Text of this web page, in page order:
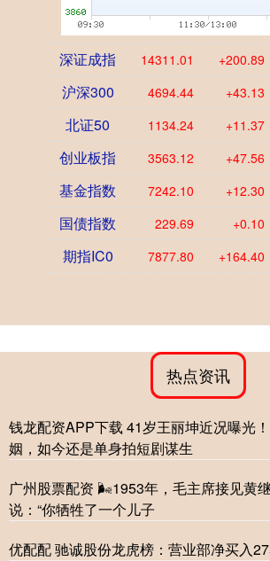
深证成指 14311.01 +200.89
沪深300 4694.44 +43.13
北证50 1134.24 +11.37
创业板指 3563.12 +47.56
基金指数 7242.10 +12.30
国债指数 229.69 +0.10
期指IC0 7877.80 +164.40
热点资讯
钱龙配资APP下载 41岁王丽坤近况曝光
姻，如今还是单身拍短剧谋生
广州股票配资 🌬1953年，毛主席接见黄
说：“你牺牲了一个儿子
优配配 驰诚股份龙虎榜：营业部净买入